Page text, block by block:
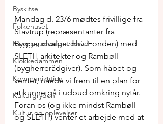
Byskitse
Folkehuset
Kirke og menighedsråd
Klokkedammen
Kommunikation
Kulturgryden
Kultur og oplevelser
Mandag d. 23/6 mødtes frivillige fra
Stavtrup (repræsentanter fra
Byggeudvalget hhv. Fonden) med
SLETH arkitekter og Rambøll
(bygherrerådgiver). Som håbet og
ventet, nåede vi frem til en plan for
at kunne gå i udbud omkring nytår.
Foran os (og ikke mindst Rambøll
og SLETH) venter et arbejde med at